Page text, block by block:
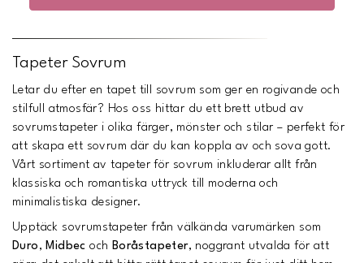
Tapeter Sovrum
Letar du efter en tapet till sovrum som ger en rogivande och
stilfull atmosfär? Hos oss hittar du ett brett utbud av
sovrumstapeter i olika färger, mönster och stilar – perfekt för
att skapa ett sovrum där du kan koppla av och sova gott.
Vårt sortiment av tapeter för sovrum inkluderar allt från
klassiska och romantiska uttryck till moderna och
minimalistiska designer.
Upptäck sovrumstapeter från välkända varumärken som
Duro ,Midbec och Boråstapeter, noggrant utvalda för att